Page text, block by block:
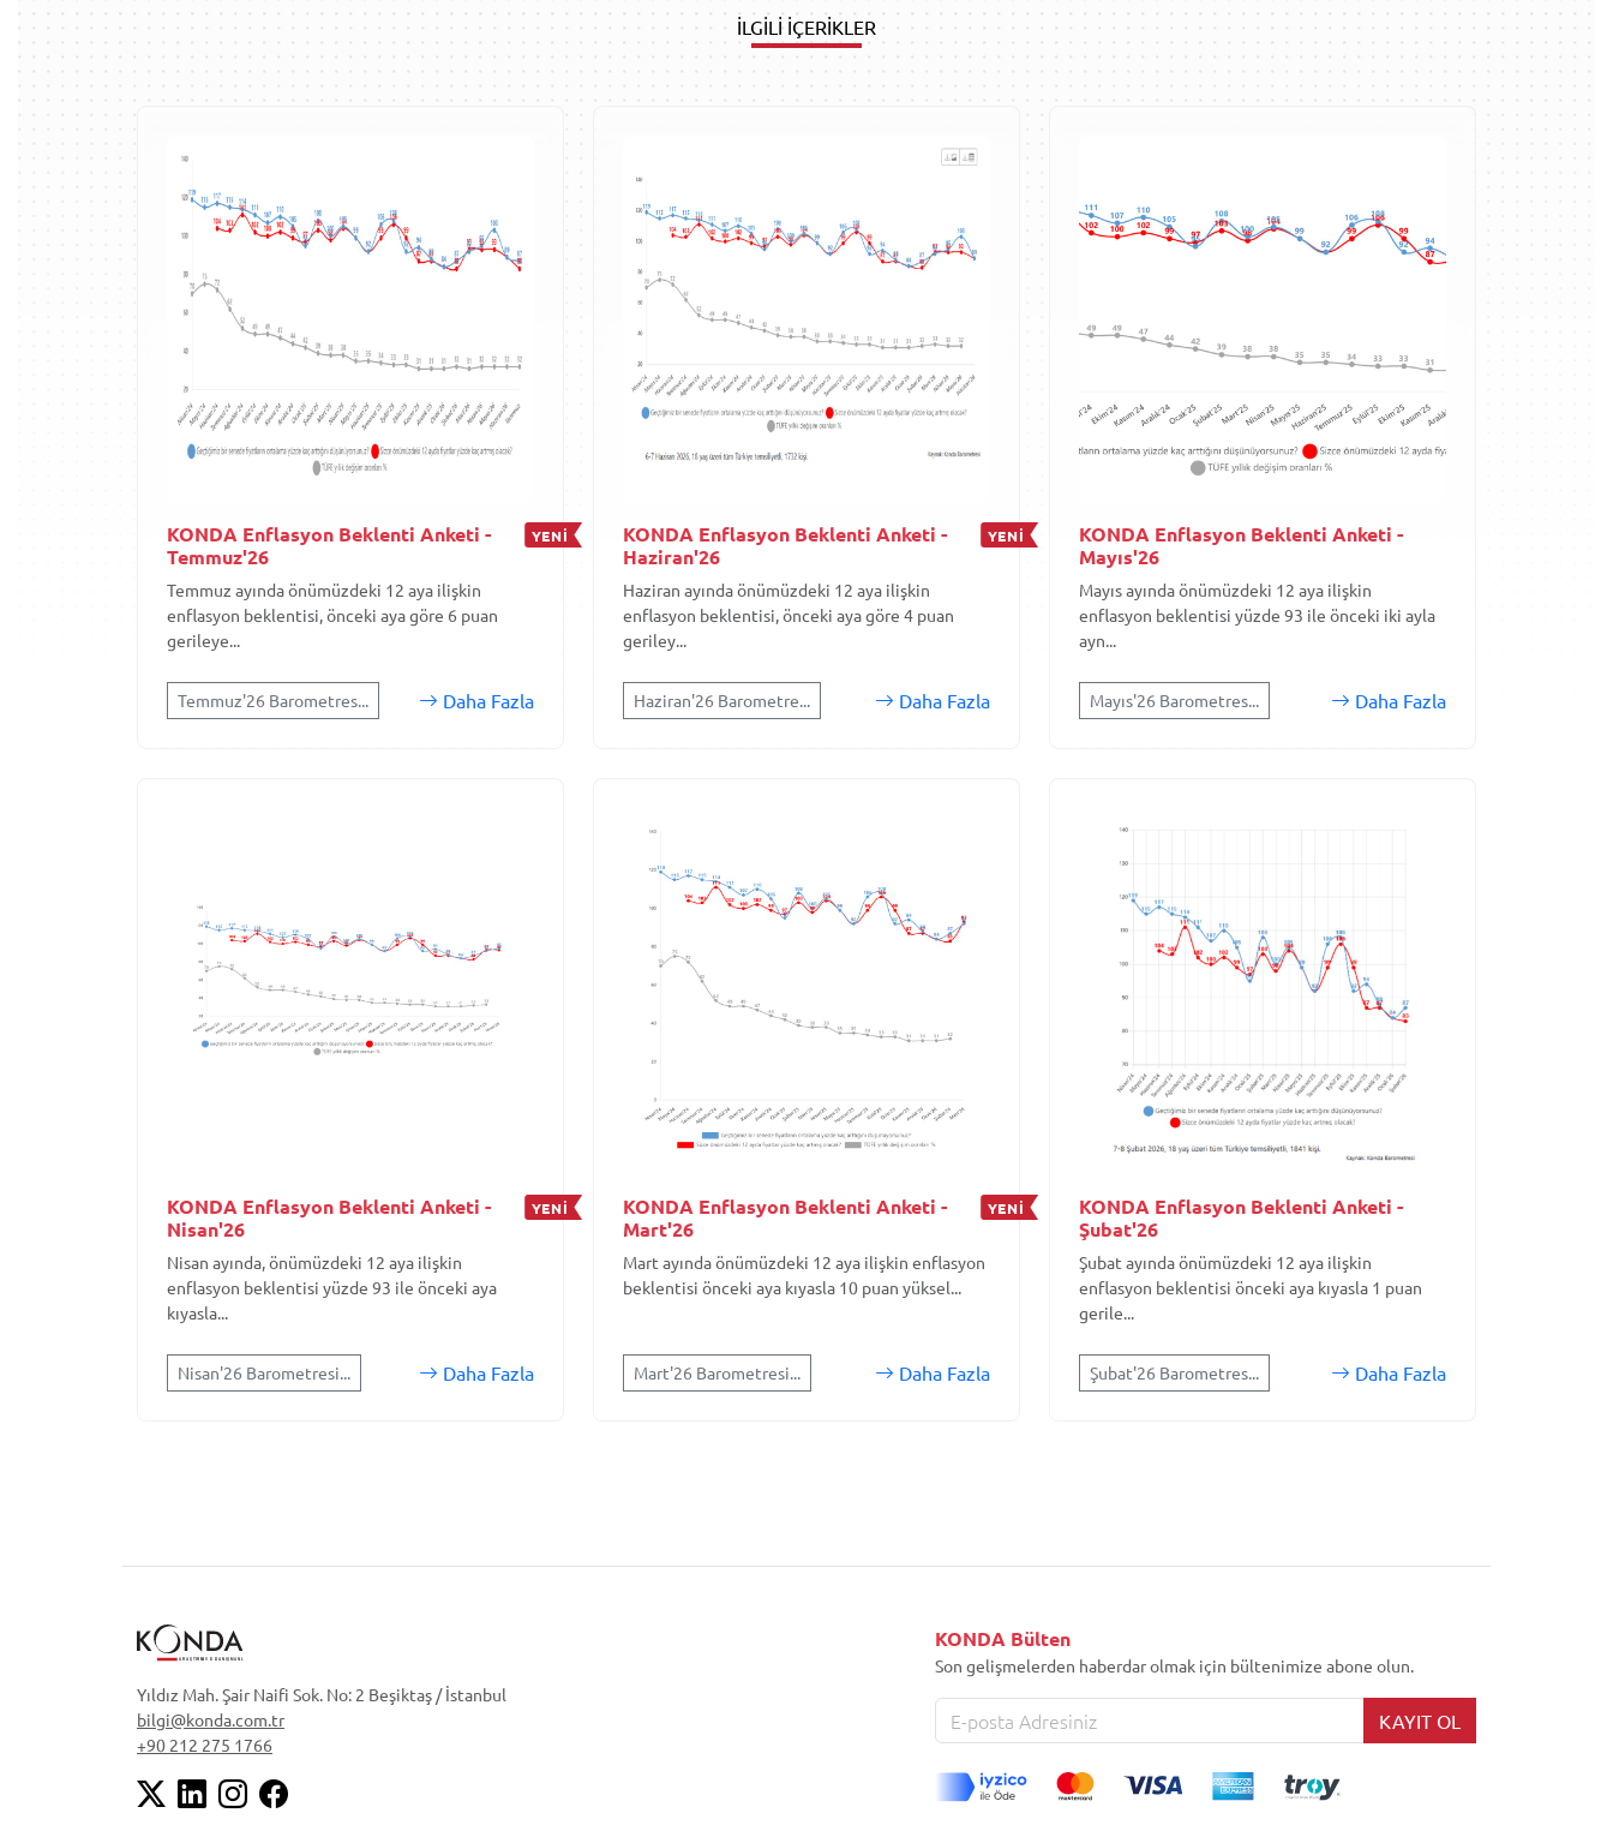
İLGİLİ İÇERİKLER
KONDA Enflasyon Beklenti Anketi -
Temmuz'26
YENİ
Temmuz ayında önümüzdeki 12 aya ilişkin
enflasyon beklentisi, önceki aya göre 6 puan
gerileye...
Temmuz'26 Barometres... Daha Fazla
KONDA Enflasyon Beklenti Anketi -
Haziran'26
YENİ
Haziran ayında önümüzdeki 12 aya ilişkin
enflasyon beklentisi, önceki aya göre 4 puan
geriley...
Haziran'26 Barometre... Daha Fazla
KONDA Enflasyon Beklenti Anketi -
Mayıs'26
Mayıs ayında önümüzdeki 12 aya ilişkin
enflasyon beklentisi yüzde 93 ile önceki iki ayla
ayn...
Mayıs'26 Barometres... Daha Fazla
KONDA Enflasyon Beklenti Anketi -
Nisan'26
YENİ
Nisan ayında, önümüzdeki 12 aya ilişkin
enflasyon beklentisi yüzde 93 ile önceki aya
kıyasla...
Nisan'26 Barometresi... Daha Fazla
KONDA Enflasyon Beklenti Anketi -
Mart'26
YENİ
Mart ayında önümüzdeki 12 aya ilişkin enflasyon
beklentisi önceki aya kıyasla 10 puan yüksel...
Mart'26 Barometresi... Daha Fazla
KONDA Enflasyon Beklenti Anketi -
Şubat'26
Şubat ayında önümüzdeki 12 aya ilişkin
enflasyon beklentisi önceki aya kıyasla 1 puan
gerile...
Şubat'26 Barometres... Daha Fazla
Yıldız Mah. Şair Naifi Sok. No: 2 Beşiktaş / İstanbul
bilgi@konda.com.tr
+90 212 275 1766
KONDA Bülten
Son gelişmelerden haberdar olmak için bültenimize abone olun.
KAYIT OL